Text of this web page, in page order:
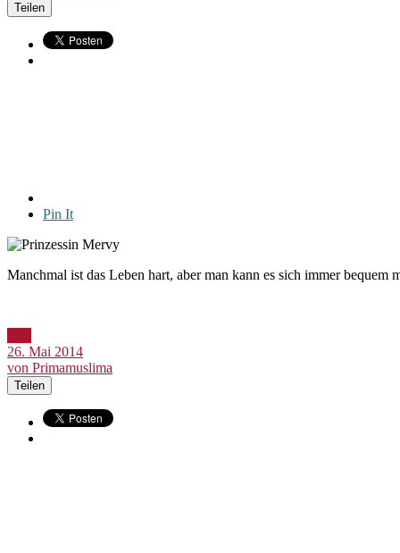
Teilen
Pin It
Manchmal ist das Leben hart, aber man kann es sich immer bequem
26. Mai 2014
von Primamuslima
Teilen